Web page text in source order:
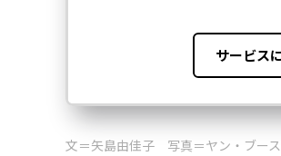
文＝矢島由佳子 写真＝ヤン・ブース